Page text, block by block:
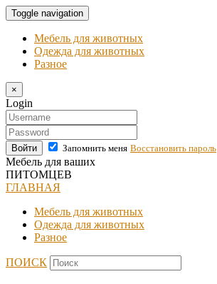
Toggle navigation
Мебель для животных
Одежда для животных
Разное
×
Login
Войти Запомнить меня Восстановить пароль
Мебель для ваших
ПИТОМЦЕВ
ГЛАВНАЯ
Мебель для животных
Одежда для животных
Разное
ПОИСК